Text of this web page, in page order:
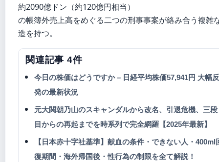
約2090億ドン（約120億円相当）
の帳簿外売上高をめぐる二つの刑事事案が絡み合う複雑
造を持つ。
関連記事 4件
今日の株価はどうですか – 日経平均株価57,941円 大幅反
発の最新状況
元大関朝乃山のスキャンダルから改名、引退危機、三段
目からの再起までを時系列で完全網羅【2025年最新】
【日本赤十字社基準】献血の条件・できない人・400ml
復期間・海外帰国後・性行為の制限を全て解説！